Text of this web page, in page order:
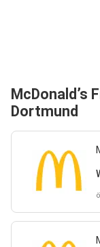
McDonald’s
Dortmund